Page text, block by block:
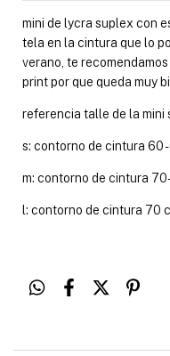
mini de lycra suplex con
tela en la cintura que lo
verano, te
print por que queda muy
referencia talle de la mini
s: contorno de cintura 60
m: contorno de cintura
l: contorno de cintura 70